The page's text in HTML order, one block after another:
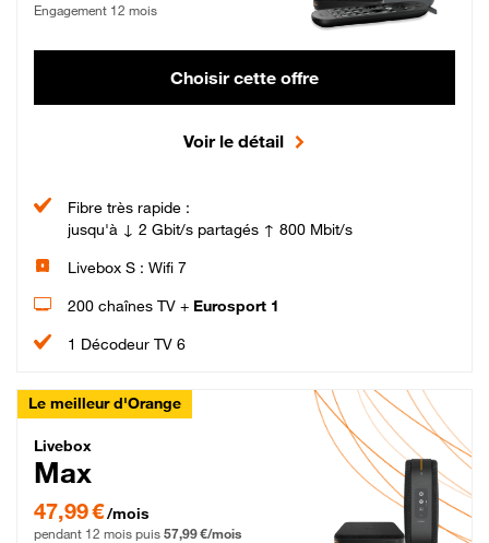
Engagement 12 mois
Choisir cette offre
Voir le détail
Fibre très rapide :
jusqu'à ↓ 2 Gbit/s partagés ↑ 800 Mbit/s
Livebox S : Wifi 7
200 chaînes TV + Eurosport 1
1 Décodeur TV 6
Le meilleur d'Orange
Livebox Max Fibre
Livebox
Max
47,99 € par mois pendant 12 mois puis 57,99 € par mois, Engagement 12 mois
47,99 €/mois
pendant 12 mois puis 57,99 €/mois